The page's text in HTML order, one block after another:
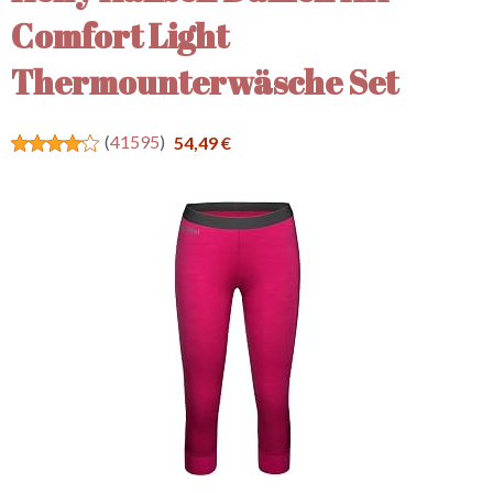
Comfort Light
Thermounterwäsche Set
(41595) 54,49 €